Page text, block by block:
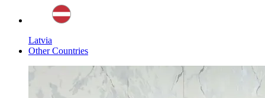
Latvia
Other Countries